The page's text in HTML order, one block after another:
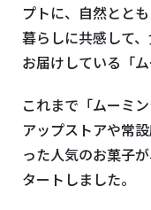
プトに、自然とと
暮らしに共感して
お届けしている「
これまで「ムーミ
アップストアや常
った人気のお菓子
タートしました。